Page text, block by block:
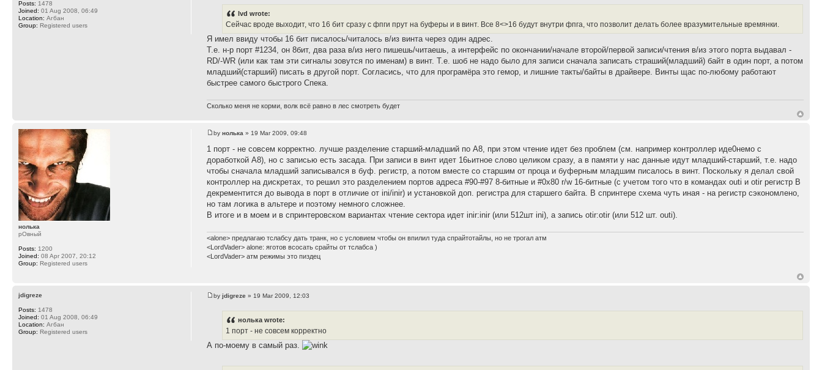
lvd wrote:
Сейчас вроде выходит, что 16 бит сразу с фпги прут на буферы и в винт. Все 8<>16 будут внутри фпга, что позволит делать более вразумительные времянки.
Я имел ввиду чтобы 16 бит писалось/читалось в/из винта через один адрес.
Т.е. н-р порт #1234, он 8бит, два раза в/из него пишешь/читаешь, а интерфейс по окончании/начале второй/первой записи/чтения в/из этого порта выдавал -
RD/-WR (или как там эти сигналы зовутся по именам) в винт. Т.е. шоб не надо было для записи сначала записать страший(младший) байт в один порт, а потом
младший(старший) писать в другой порт. Согласись, что для програмёра это гемор, и лишние такты/байты в драйвере. Винты щас по-любому работают
быстрее самого быстрого Спека.
Сколько меня не корми, волк всё равно в лес смотреть будет
Posts: 1478
Joined: 01 Aug 2008, 06:49
Location: Агбан
Group: Registered users
byнолька » 19 Mar 2009, 09:48
1 порт - не совсем корректно. лучше разделение старший-младший по A8, при этом чтение идет без проблем (см. например контроллер иде0немо с
доработкой А8), но с записью есть засада. При записи в винт идет 16ьитное слово целиком сразу, а в памяти у нас данные идут младший-старший, т.е. надо
чтобы сначала младший записывался в буф. регистр, а потом вместе со старшим от проца и буферным младшим писалось в винт. Поскольку я делал свой
контроллер на дискретах, то решил это разделением портов адреса #90-#97 8-битные и #0x80 r/w 16-битные (с учетом того что в командах outi и otir регистр B
декрементится до вывода в порт в отличие от ini/inir) и установкой доп. регистра для старшего байта. В спринтере схема чуть иная - на регистр сэкономлено,
но там логика в альтере и поэтому немного сложнее.
В итоге и в моем и в спринтеровском вариантах чтение сектора идет inir:inir (или 512шт ini), а запись otir:otir (или 512 шт. outi).
<alone> предлагаю тслабсу дать транк, но с условием чтобы он впилил туда спрайтотайлы, но не трогал атм
<LordVader> alone: яготов всосать срайты от тслабса )
<LordVader> атм режимы это пиздец
нолька
рОвный
Posts: 1200
Joined: 08 Apr 2007, 20:12
Group: Registered users
byjdigreze » 19 Mar 2009, 12:03
нолька wrote:
1 порт - не совсем корректно
А по-моему в самый раз.
jdigreze
Posts: 1478
Joined: 01 Aug 2008, 06:49
Location: Агбан
Group: Registered users